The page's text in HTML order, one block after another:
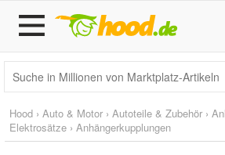
Hood › Auto & Motor › Autoteile & Zubehör ›
Elektrosätze › Anhängerkupplungen